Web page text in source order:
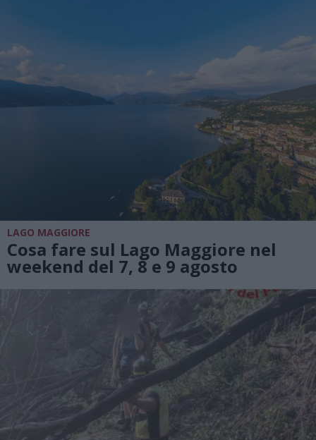
LAGO MAGGIORE
Cosa fare sul Lago Maggiore nel
weekend del 7, 8 e 9 agosto